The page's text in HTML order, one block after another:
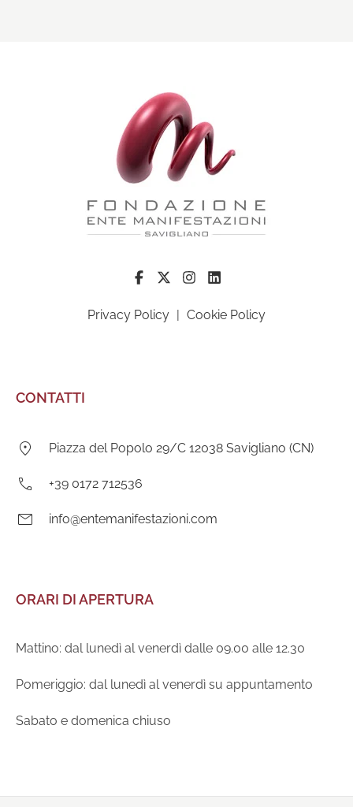
Privacy Policy | Cookie Policy
CONTATTI
Indirizzo:
Piazza del Popolo 29/C 12038 Savigliano (CN)
Telefono:
+39 0172 712536
E-
info@entemanifestazioni.com
ORARI DI APERTURA
Mattino: dal lunedì al venerdì dalle 09.00 alle 12.30
Pomeriggio: dal lunedì al venerdì su appuntamento
Sabato e domenica chiuso